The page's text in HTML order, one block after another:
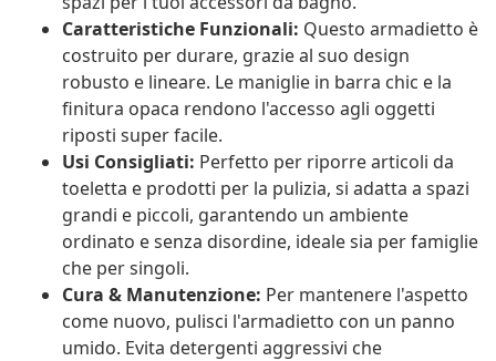
Caratteristiche Funzionali: Questo armadietto è
costruito per durare, grazie al suo design
robusto e lineare. Le maniglie in barra chic e la
finitura opaca rendono l'accesso agli oggetti
riposti super facile.
Usi Consigliati: Perfetto per riporre articoli da
toeletta e prodotti per la pulizia, si adatta a spazi
grandi e piccoli, garantendo un ambiente
ordinato e senza disordine, ideale sia per famiglie
che per singoli.
Cura & Manutenzione: Per mantenere l'aspetto
come nuovo, pulisci l'armadietto con un panno
umido. Evita detergenti aggressivi che